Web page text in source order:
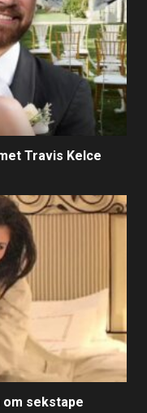
Travis Kelce
om sekstape